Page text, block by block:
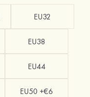
EU32
EU38
EU44
EU50 +€6